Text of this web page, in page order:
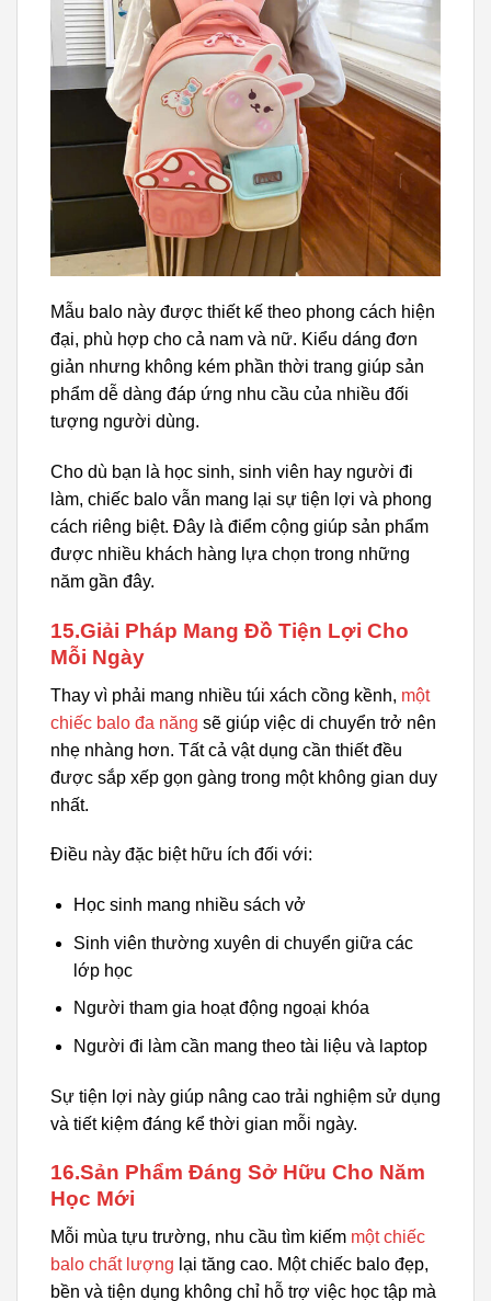
Mẫu balo này được thiết kế theo phong cách hiện
đại, phù hợp cho cả nam và nữ. Kiểu dáng đơn
giản nhưng không kém phần thời trang giúp sản
phẩm dễ dàng đáp ứng nhu cầu của nhiều đối
tượng người dùng.
Cho dù bạn là học sinh, sinh viên hay người đi
làm, chiếc balo vẫn mang lại sự tiện lợi và phong
cách riêng biệt. Đây là điểm cộng giúp sản phẩm
được nhiều khách hàng lựa chọn trong những
năm gần đây.
15.Giải Pháp Mang Đồ Tiện Lợi Cho
Mỗi Ngày
Thay vì phải mang nhiều túi xách cồng kềnh, một
chiếc balo đa năng sẽ giúp việc di chuyển trở nên
nhẹ nhàng hơn. Tất cả vật dụng cần thiết đều
được sắp xếp gọn gàng trong một không gian duy
nhất.
Điều này đặc biệt hữu ích đối với:
Học sinh mang nhiều sách vở
Sinh viên thường xuyên di chuyển giữa các
lớp học
Người tham gia hoạt động ngoại khóa
Người đi làm cần mang theo tài liệu và laptop
Sự tiện lợi này giúp nâng cao trải nghiệm sử dụng
và tiết kiệm đáng kể thời gian mỗi ngày.
16.Sản Phẩm Đáng Sở Hữu Cho Năm
Học Mới
Mỗi mùa tựu trường, nhu cầu tìm kiếm một chiếc
balo chất lượng lại tăng cao. Một chiếc balo đẹp,
bền và tiện dụng không chỉ hỗ trợ việc học tập mà